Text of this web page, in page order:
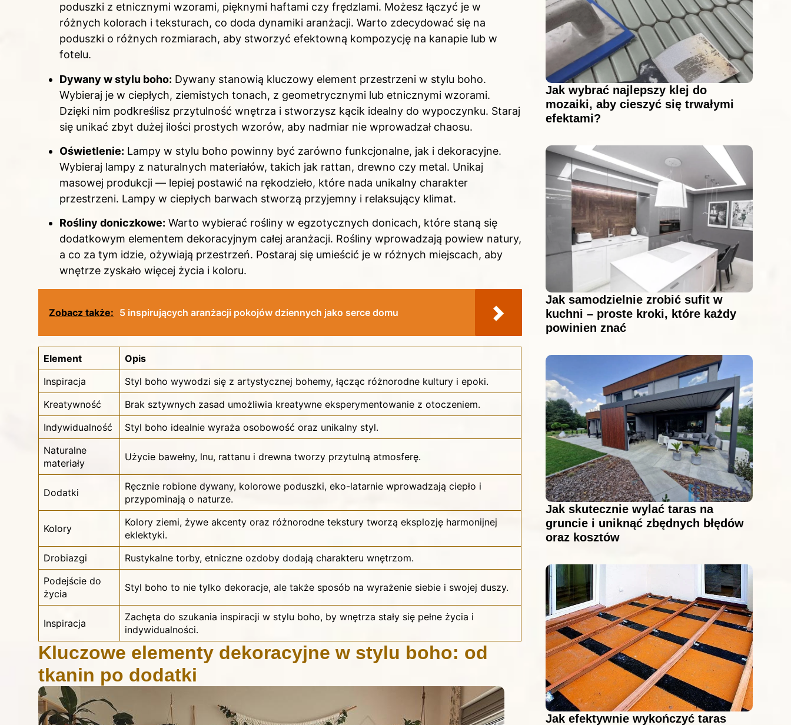
poduszki z etnicznymi wzorami, pięknymi haftami czy frędzlami. Możesz łączyć je w
różnych kolorach i teksturach, co doda dynamiki aranżacji. Warto zdecydować się na
poduszki o różnych rozmiarach, aby stworzyć efektowną kompozycję na kanapie lub w
fotelu.
Dywany w stylu boho: Dywany stanowią kluczowy element przestrzeni w stylu boho.
Wybieraj je w ciepłych, ziemistych tonach, z geometrycznymi lub etnicznymi wzorami.
Dzięki nim podkreślisz przytulność wnętrza i stworzysz kącik idealny do wypoczynku. Staraj
się unikać zbyt dużej ilości prostych wzorów, aby nadmiar nie wprowadzał chaosu.
Oświetlenie: Lampy w stylu boho powinny być zarówno funkcjonalne, jak i dekoracyjne.
Wybieraj lampy z naturalnych materiałów, takich jak rattan, drewno czy metal. Unikaj
masowej produkcji — lepiej postawić na rękodzieło, które nada unikalny charakter
przestrzeni. Lampy w ciepłych barwach stworzą przyjemny i relaksujący klimat.
Rośliny doniczkowe: Warto wybierać rośliny w egzotycznych donicach, które staną się
dodatkowym elementem dekoracyjnym całej aranżacji. Rośliny wprowadzają powiew natury,
a co za tym idzie, ożywiają przestrzeń. Postaraj się umieścić je w różnych miejscach, aby
wnętrze zyskało więcej życia i koloru.
Zobacz także: 5 inspirujących aranżacji pokojów dziennych jako serce domu
Element
Opis
Inspiracja
Styl boho wywodzi się z artystycznej bohemy, łącząc różnorodne kultury i epoki.
Kreatywność
Brak sztywnych zasad umożliwia kreatywne eksperymentowanie z otoczeniem.
Indywidualność
Styl boho idealnie wyraża osobowość oraz unikalny styl.
Naturalne
materiały
Użycie bawełny, lnu, rattanu i drewna tworzy przytulną atmosferę.
Dodatki
Ręcznie robione dywany, kolorowe poduszki, eko-latarnie wprowadzają ciepło i
przypominają o naturze.
Kolory
Kolory ziemi, żywe akcenty oraz różnorodne tekstury tworzą eksplozję harmonijnej
eklektyki.
Drobiazgi
Rustykalne torby, etniczne ozdoby dodają charakteru wnętrzom.
Podejście do
życia
Styl boho to nie tylko dekoracje, ale także sposób na wyrażenie siebie i swojej duszy.
Inspiracja
Zachęta do szukania inspiracji w stylu boho, by wnętrza stały się pełne życia i
indywidualności.
Kluczowe elementy dekoracyjne w stylu boho: od
tkanin po dodatki
Jak wybrać najlepszy klej do
mozaiki, aby cieszyć się trwałymi
efektami?
Jak samodzielnie zrobić sufit w
kuchni – proste kroki, które każdy
powinien znać
Jak skutecznie wylać taras na
gruncie i uniknąć zbędnych błędów
oraz kosztów
Jak efektywnie wykończyć taras